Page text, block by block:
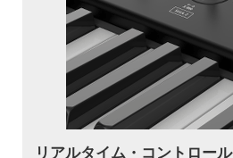
リアルタイム・コントロール